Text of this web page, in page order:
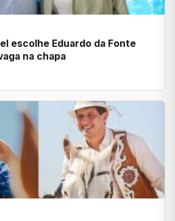
escolhe Eduardo da Fonte
na chapa